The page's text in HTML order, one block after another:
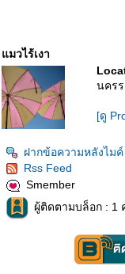
มวไร้เงา
นคร
[ดู
ฝากข้อความหลังไมค์
Rss Feed
Smember
ผู้ติดตามบล็อก : 1